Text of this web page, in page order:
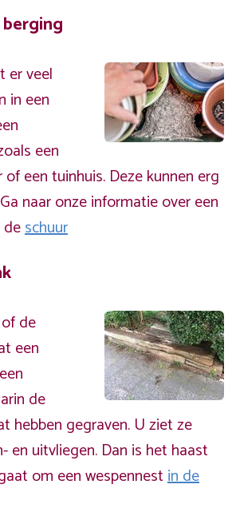
er veel
in een
een
of een tuinhuis. Deze kunnen erg
naar onze informatie over een
schuur
de
een
de
hebben gegraven. U ziet ze
en uitvliegen. Dan is het haast
om een wespennestin de